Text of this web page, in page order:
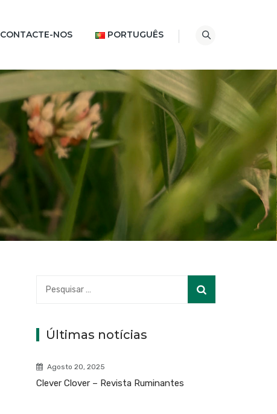
CONTACTE-NOS PORTUGUÊS
Últimas notícias
Agosto 20, 2025
Clever Clover – Revista Ruminantes